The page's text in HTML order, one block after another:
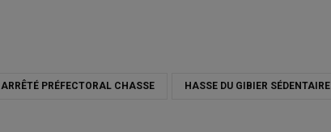
ARRÊTÉ PRÉFECTORAL CHASSE HASSE DU GIBIER SÉDENTAIRE